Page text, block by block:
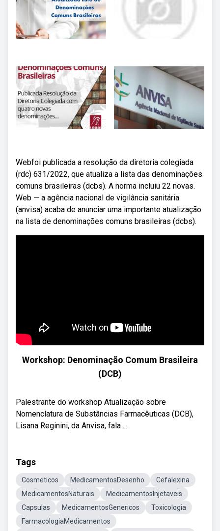
Webfoi publicada a resolução da diretoria colegiada
(rdc) 631/2022, que atualiza a lista das denominações
comuns brasileiras (dcbs). A norma incluiu 22 novas.
Web — a agência nacional de vigilância sanitária
(anvisa) acaba de anunciar uma importante atualização
na lista de denominações comuns brasileiras (dcbs).
Workshop: Denominação Comum Brasileira
(DCB)
Palestrante do workshop Atualização sobre
Nomenclatura de Substâncias Farmacêuticas (DCB),
Lisana Reginini, da Anvisa, fala ...
Tags
Cosmeticos MedicamentosDesenho
Cefalexina
MedicamentosNaturais
MedicamentosInjetaveis
Capsulas
MedicamentosGenericos
Toxicologia
FarmacologiaMedicamentos